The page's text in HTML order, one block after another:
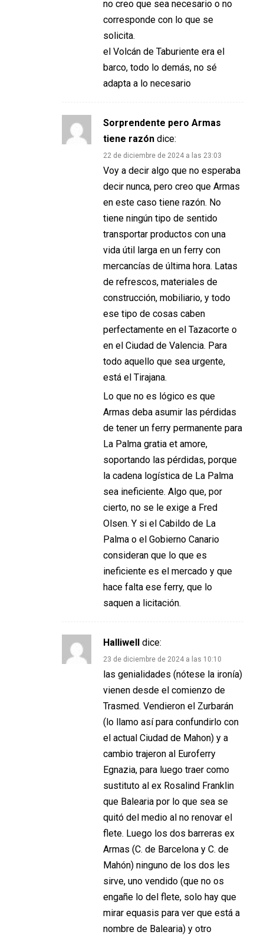
no creo que sea necesario o no
corresponde con lo que se
solicita.
el Volcán de Taburiente era el
barco, todo lo demás, no sé
adapta a lo necesario
Sorprendente pero Armas
tiene razón dice:
22 de diciembre de 2024 a las 23:03
Voy a decir algo que no esperaba
decir nunca, pero creo que Armas
en este caso tiene razón. No
tiene ningún tipo de sentido
transportar productos con una
vida útil larga en un ferry con
mercancías de última hora. Latas
de refrescos, materiales de
construcción, mobiliario, y todo
ese tipo de cosas caben
perfectamente en el Tazacorte o
en el Ciudad de Valencia. Para
todo aquello que sea urgente,
está el Tirajana.
Lo que no es lógico es que
Armas deba asumir las pérdidas
de tener un ferry permanente para
La Palma gratia et amore,
soportando las pérdidas, porque
la cadena logística de La Palma
sea ineficiente. Algo que, por
cierto, no se le exige a Fred
Olsen. Y si el Cabildo de La
Palma o el Gobierno Canario
consideran que lo que es
ineficiente es el mercado y que
hace falta ese ferry, que lo
saquen a licitación.
Halliwell dice:
23 de diciembre de 2024 a las 10:10
las genialidades (nótese la ironía)
vienen desde el comienzo de
Trasmed. Vendieron el Zurbarán
(lo llamo así para confundirlo con
el actual Ciudad de Mahon) y a
cambio trajeron al Euroferry
Egnazia, para luego traer como
sustituto al ex Rosalind Franklin
que Balearia por lo que sea se
quitó del medio al no renovar el
flete. Luego los dos barreras ex
Armas (C. de Barcelona y C. de
Mahón) ninguno de los dos les
sirve, uno vendido (que no os
engañe lo del flete, solo hay que
mirar equasis para ver que está a
nombre de Balearia) y otro